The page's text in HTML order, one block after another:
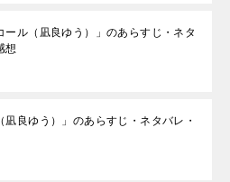
ール（凪良ゆう）」のあらすじ・ネタ
想
凪良ゆう）」のあらすじ・ネタバレ・